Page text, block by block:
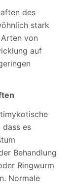
des
stark
von
auf
dass es
Behandlung
Ringwurm
Normale